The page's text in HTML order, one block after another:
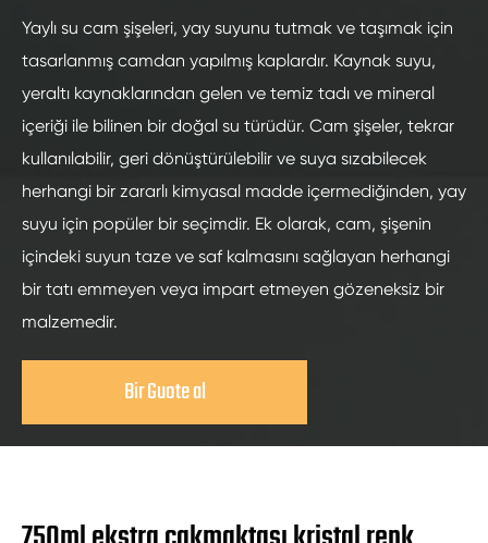
Yaylı su cam şişeleri, yay suyunu tutmak ve taşımak için
tasarlanmış camdan yapılmış kaplardır. Kaynak suyu,
yeraltı kaynaklarından gelen ve temiz tadı ve mineral
içeriği ile bilinen bir doğal su türüdür. Cam şişeler, tekrar
kullanılabilir, geri dönüştürülebilir ve suya sızabilecek
herhangi bir zararlı kimyasal madde içermediğinden, yay
suyu için popüler bir seçimdir. Ek olarak, cam, şişenin
içindeki suyun taze ve saf kalmasını sağlayan herhangi
bir tatı emmeyen veya impart etmeyen gözeneksiz bir
malzemedir.
Bir Guote al